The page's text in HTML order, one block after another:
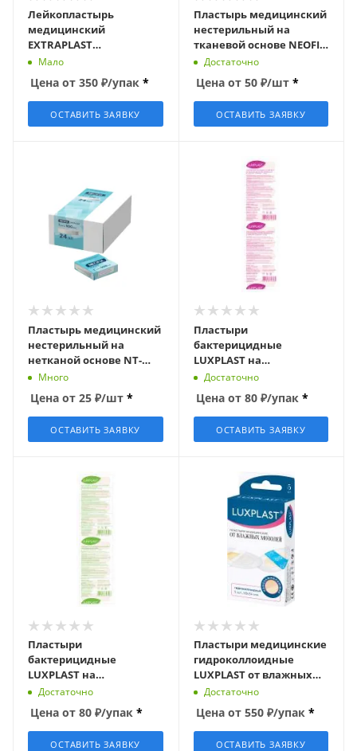
Лейкопластырь
медицинский
EXTRAPLAST
Охлаждающий от
головной боли
Мало
Цена от 350 ₽/упак *
ОСТАВИТЬ ЗАЯВКУ
Пластырь медицинский
нестерильный на
тканевой основе NEOFIX
2см х 500см
Достаточно
Цена от 50₽/шт *
ОСТАВИТЬ ЗАЯВКУ
Пластырь медицинский
нестерильный на
нетканой основе NT-
Plast NEOFIX 1см х 500см
Много
Цена от 25 ₽/шт *
ОСТАВИТЬ ЗАЯВКУ
Пластыри
бактерицидные
LUXPLAST на
полимерной основе,
прозрачные, 72х19мм
(10шт/уп.)
Достаточно
Цена от 80₽/упак *
ОСТАВИТЬ ЗАЯВКУ
Пластыри
бактерицидные
LUXPLAST на
полимерной основе,
72х19мм (10шт/уп.)
Достаточно
Цена от 80 ₽/упак *
ОСТАВИТЬ ЗАЯВКУ
Пластыри медицинские
гидроколлоидные
LUXPLAST от влажных
мозолей (5шт/уп.)
Достаточно
Цена от 550₽/упак *
ОСТАВИТЬ ЗАЯВКУ